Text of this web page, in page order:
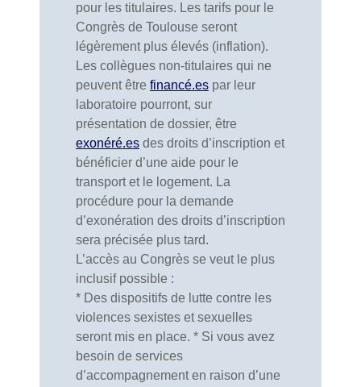
pour les titulaires. Les tarifs pour le
Congrès de Toulouse seront
légèrement plus élevés (inflation).
Les collègues non-titulaires qui ne
peuvent être financé.es par leur
laboratoire pourront, sur
présentation de dossier, être
exonéré.es des droits d’inscription et
bénéficier d’une aide pour le
transport et le logement. La
procédure pour la demande
d’exonération des droits d’inscription
sera précisée plus tard.
L’accès au Congrès se veut le plus
inclusif possible :
* Des dispositifs de lutte contre les
violences sexistes et sexuelles
seront mis en place. * Si vous avez
besoin de services
d’accompagnement en raison d’une